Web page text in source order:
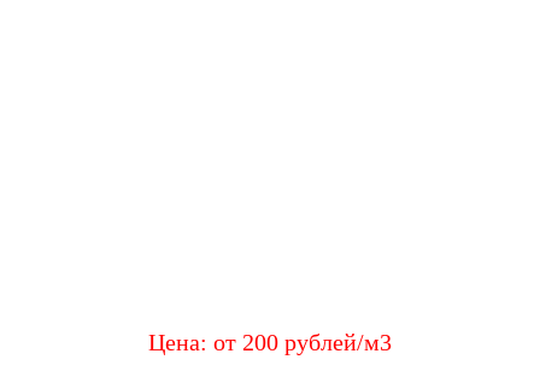
Цена: от 200 рублей/м3